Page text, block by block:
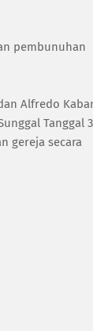
pembunuhan
Alfredo
Tanggal 3
gereja secara